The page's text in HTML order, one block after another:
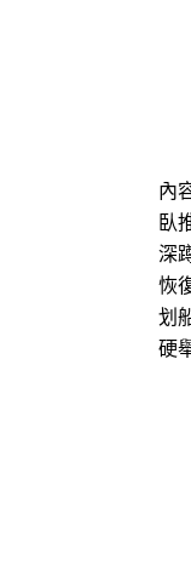
內
臥
深
恢
划
硬